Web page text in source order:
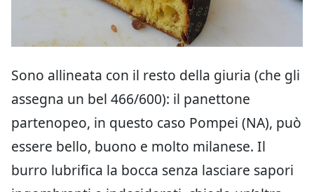
Sono allineata con il resto della giuria (che gli
assegna un bel 466/600): il panettone
partenopeo, in questo caso Pompei (NA), può
essere bello, buono e molto milanese. Il
burro lubrifica la bocca senza lasciare sapori